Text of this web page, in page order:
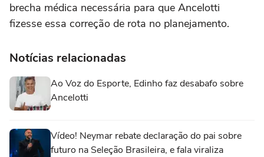
brecha médica necessária para que Ancelotti
fizesse essa correção de rota no planejamento.
Notícias relacionadas
Ao Voz do Esporte, Edinho faz desabafo sobre
Ancelotti
Vídeo! Neymar rebate declaração do pai sobre
futuro na Seleção Brasileira, e fala viraliza